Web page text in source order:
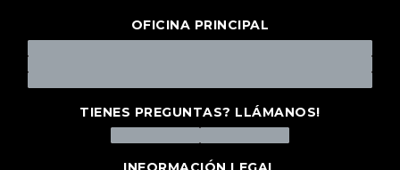
OFICINA PRINCIPAL
TIENES PREGUNTAS? LLÁMANOS!